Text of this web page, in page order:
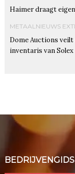
Haimer draagt
METAALNIEUWS
Dome Auctions
inventaris van
BEDRIJVENGIDS